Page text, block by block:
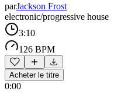
parJackson Frost
electronic/progressive house
3:10
126 BPM
Acheter le titre
0:00